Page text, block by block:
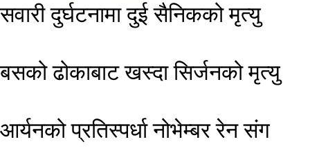
सवारी दुर्घटनामा दुई सैनिकको मृत्यु
बसको ढोकाबाट खस्दा सिर्जनको मृत्यु
​आर्यनको प्रतिस्पर्धा नोभेम्बर रेन संग